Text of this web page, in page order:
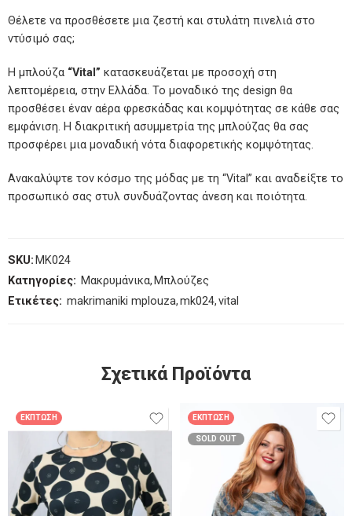
Θέλετε να προσθέσετε μια ζεστή και στυλάτη πινελιά στο
ντύσιμό σας;
Η μπλούζα “Vital” κατασκευάζεται με προσοχή στη
λεπτομέρεια, στην Ελλάδα. Το μοναδικό της design θα
προσθέσει έναν αέρα φρεσκάδας και κομψότητας σε κάθε σας
εμφάνιση. Η διακριτική ασυμμετρία της μπλούζας θα σας
προσφέρει μια μοναδική νότα διαφορετικής κομψότητας.
Ανακαλύψτε τον κόσμο της μόδας με τη “Vital” και αναδείξτε το
προσωπικό σας στυλ συνδυάζοντας άνεση και ποιότητα.
SKU: MK024
Κατηγορίες: Μακρυμάνικα, Μπλούζες
Ετικέτες: makrimaniki mplouza,mk024,vital
Σχετικά Προϊόντα
ΈΚΠΤΩΣΗ ΈΚΠΤΩΣΗ
SOLD OUT